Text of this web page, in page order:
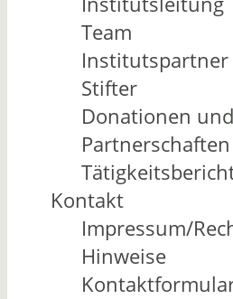
Team
Stifter
Donationen und
Partnerschaften
Kontakt
Impressum/
Hinweise